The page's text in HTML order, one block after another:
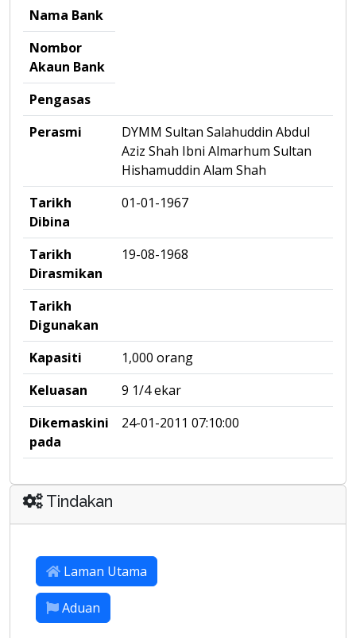
Nama Bank
Nombor
Akaun Bank
Pengasas
Perasmi
DYMM Sultan Salahuddin Abdul
Aziz Shah Ibni Almarhum Sultan
Hishamuddin Alam Shah
Tarikh
Dibina
01-01-1967
Tarikh
Dirasmikan
19-08-1968
Tarikh
Digunakan
Kapasiti
1,000 orang
Keluasan
9 1/4 ekar
Dikemaskini
pada
24-01-2011 07:10:00
Tindakan
Laman Utama
Aduan